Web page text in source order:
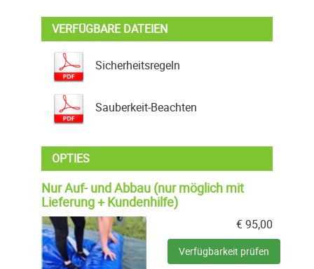
VERFÜGBARE DATEIEN
Sicherheitsregeln
Sauberkeit-Beachten
OPTIES
Nur Auf- und Abbau (nur möglich mit
Lieferung + Kundenhilfe)
€95,00
Verfügbarkeit prüfen